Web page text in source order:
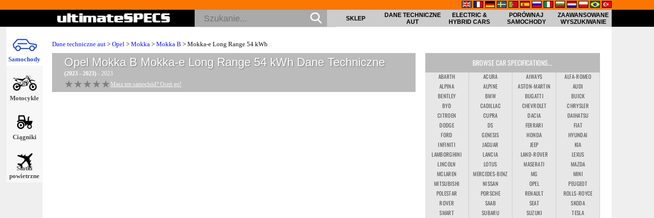
Samochody
Motocykle
Ciągniki
Statki
powietrzne
SKLEP
DANE TECHNICZNE
AUT
ELECTRIC &
HYBRID CARS
PORÓWNAJ
SAMOCHODY
ZAAWANSOWANE
WYSZUKIWANIE
Dane techniczne aut > Opel > Mokka > Mokka B > Mokka-e Long Range 54 kWh
Opel Mokka B Mokka-e Long Range 54 kWh Dane Techniczne
(2023 - 2023) - 2023
★★★★★
★★★★★ Masz ten samochód? Oceń go!
BROWSE CAR SPECIFICATIONS...
ABARTH ACURA AIWAYS
ALFA-ROMEO
ALPINA
ALPINE ASTON-MARTIN
AUDI
BENTLEY
BMW BUGATTI
BUICK
BYD
CADILLAC CHEVROLET
CHRYSLER
CITROEN
CUPRA DACIA
DAIHATSU
DODGE
DS FERRARI
FIAT
FORD
GENESIS HONDA
HYUNDAI
INFINITI
JAGUAR JEEP
KIA
LAMBORGHINI
LANCIA LAND-ROVER
LEXUS
LINCOLN
LOTUS MASERATI
MAZDA
MCLAREN
MERCEDES-BENZ MG
MINI
MITSUBISHI
NISSAN OPEL
PEUGEOT
POLESTAR
PORSCHE RENAULT
ROLLS-ROYCE
ROVER
SAAB SEAT
SKODA
SMART
SUBARU SUZUKI TESLA